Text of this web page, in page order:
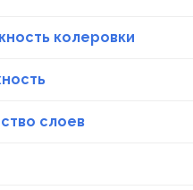
колеровки
слоев